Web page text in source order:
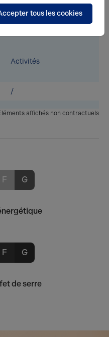
Activités
/
affichés non contractuels
F G
F G
de serre
tous les cookies